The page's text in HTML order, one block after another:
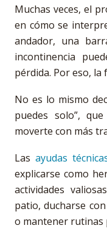
Muchas veces, el
en cómo se
andador, una
incontinencia
pérdida. Por eso,
No es lo mismo
puedes solo”,
moverte con más
Las ayudas
explicarse como
actividades
patio, ducharse
o mantener rutinas